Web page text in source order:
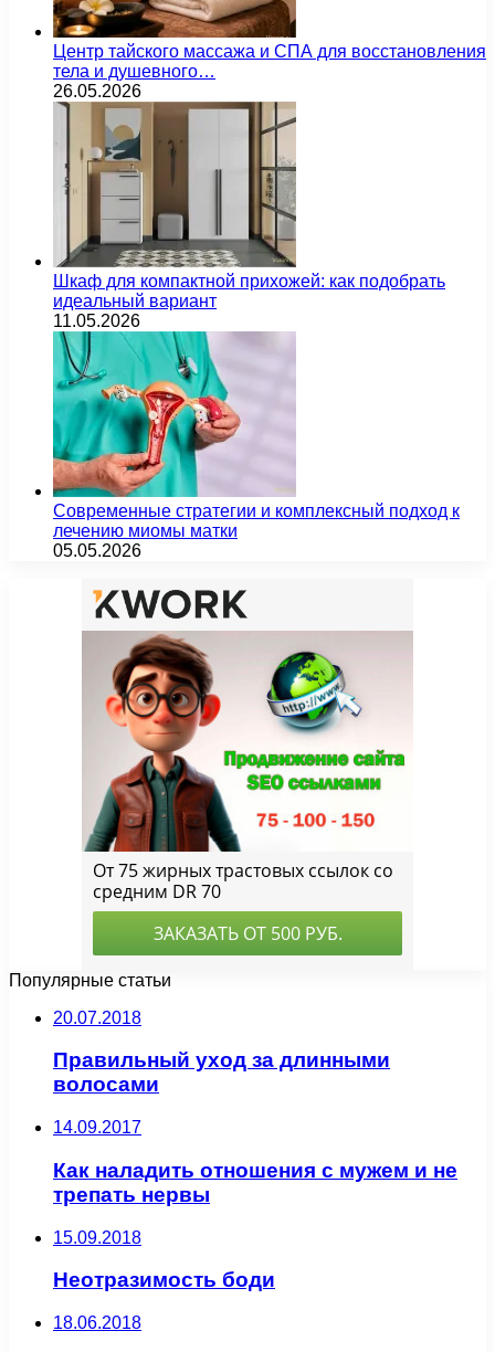
Центр тайского массажа и СПА для восстановления
тела и душевного…
26.05.2026
Шкаф для компактной прихожей: как подобрать
идеальный вариант
11.05.2026
Современные стратегии и комплексный подход к
лечению миомы матки
05.05.2026
Популярные статьи
20.07.2018
Правильный уход за длинными
волосами
14.09.2017
Как наладить отношения с мужем и не
трепать нервы
15.09.2018
Неотразимость боди
18.06.2018